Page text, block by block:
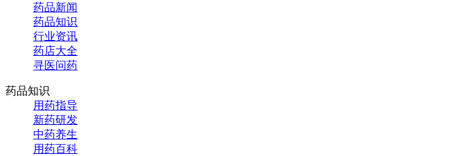
药品新闻
药品知识
行业资讯
药店大全
寻医问药
药品知识
用药指导
新药研发
中药养生
用药百科